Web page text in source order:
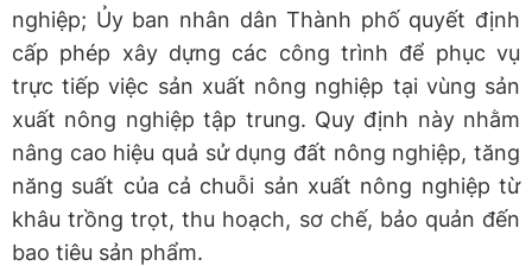
nghiệp; Ủy ban nhân dân Thành phố quyết định
cấp phép xây dựng các công trình để phục vụ
trực tiếp việc sản xuất nông nghiệp tại vùng sản
xuất nông nghiệp tập trung. Quy định này nhằm
nâng cao hiệu quả sử dụng đất nông nghiệp, tăng
năng suất của cả chuỗi sản xuất nông nghiệp từ
khâu trồng trọt, thu hoạch, sơ chế, bảo quản đến
bao tiêu sản phẩm.